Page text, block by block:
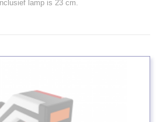
lamp is 23 cm.